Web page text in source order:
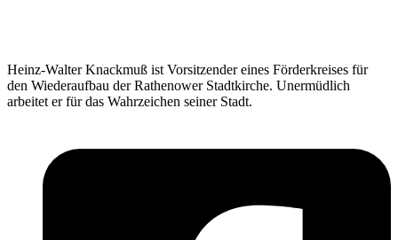
Heinz-Walter Knackmuß ist Vorsitzender eines Förderkreises für
den Wiederaufbau der Rathenower Stadtkirche. Unermüdlich
arbeitet er für das Wahrzeichen seiner Stadt.